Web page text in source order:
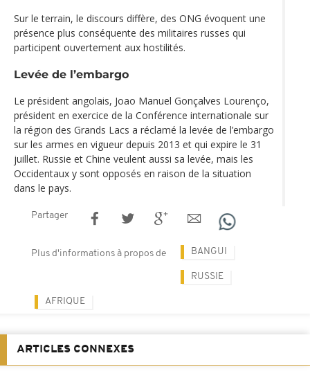
Sur le terrain, le discours diffère, des ONG évoquent une
présence plus conséquente des militaires russes qui
participent ouvertement aux hostilités.
Levée de l’embargo
Le président angolais, Joao Manuel Gonçalves Lourenço,
président en exercice de la Conférence internationale sur
la région des Grands Lacs a réclamé la levée de l’embargo
sur les armes en vigueur depuis 2013 et qui expire le 31
juillet. Russie et Chine veulent aussi sa levée, mais les
Occidentaux y sont opposés en raison de la situation
dans le pays.
Partager
Plus d'informations à propos de BANGUI
RUSSIE
AFRIQUE
ARTICLES CONNEXES